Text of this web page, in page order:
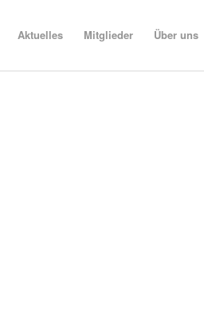
Aktuelles Mitglieder Über uns